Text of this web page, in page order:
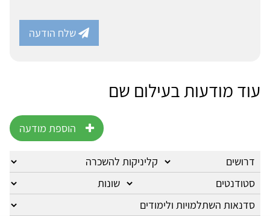
שלח הודעה
עוד מודעות בעילום שם
הוספת מודעה